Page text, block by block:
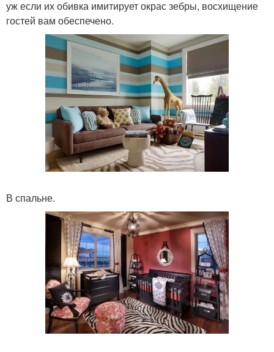
уж если их обивка имитирует окрас зебры, восхищение
гостей вам обеспечено.
В спальне.